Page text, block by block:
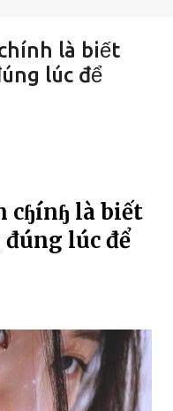
là biết
lúc để
cɧínɧ là biết
lúc để